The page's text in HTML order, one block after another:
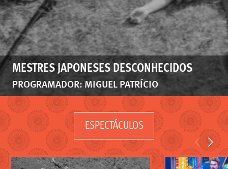
MESTRES JAPONESES DESCONHECIDOS
PROGRAMADOR: MIGUEL PATRÍCIO
ESPECTÁCULOS
< >